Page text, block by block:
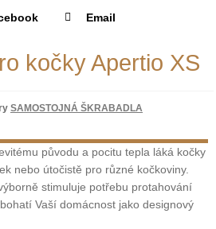
Email
kočky Apertio XS
SAMOSTOJNÁ ŠKRABADLA
původu a pocitu tepla láká kočky
nebo útočistě pro různé kočkoviny.
stimuluje potřebu protahování
Vaší domácnost jako designový